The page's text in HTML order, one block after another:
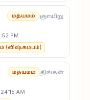
மத்யமம் ஞாயிறு
PM
(விஷ்கம்பம்)
மத்யமம் திங்கள்
AM